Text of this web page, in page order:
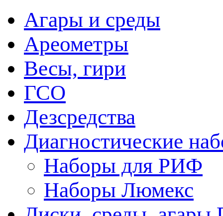
Агары и среды
Ареометры
Весы, гири
ГСО
Дезсредства
Диагностические
Наборы для РИФ
Наборы Люмекс